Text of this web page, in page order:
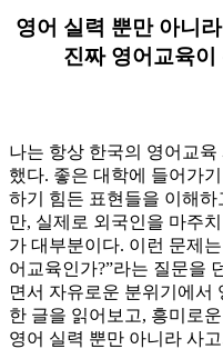
영어 실력 뿐만 아니
진짜 영어교육
나는 항상 한국의 영어교
했다. 좋은 대학에 들어가
하기 힘든 표현들을 이해하
만, 실제로 외국인을 마주
가 대부분이다. 이런 문제
어교육인가?”라는 질문을
면서 자유로운 분위기에서
한 글을 읽어보고, 흥미로
영어 실력 뿐만 아니라 사